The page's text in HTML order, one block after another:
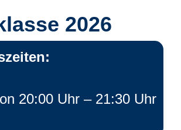
2026
20:00 Uhr – 21:30 Uhr